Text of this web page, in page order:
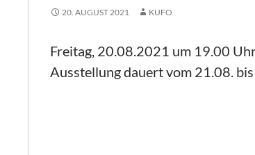
20. AUGUST 2021 KUFO
Freitag, 20.08.2021 um 19.00
Ausstellung dauert vom 21.08.